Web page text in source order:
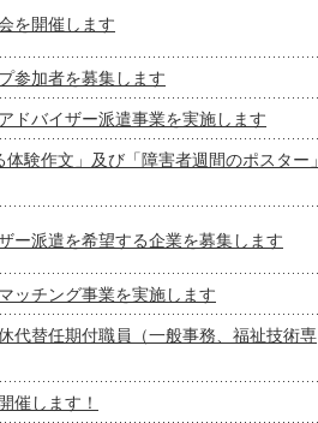
を開催します
参加者を募集します
バイザー派遣事業を実施します
験作文」及び「障害者週間のポスター」
ー派遣を希望する企業を募集します
ッチング事業を実施します
代替任期付職員（一般事務、福祉技術専
催します！